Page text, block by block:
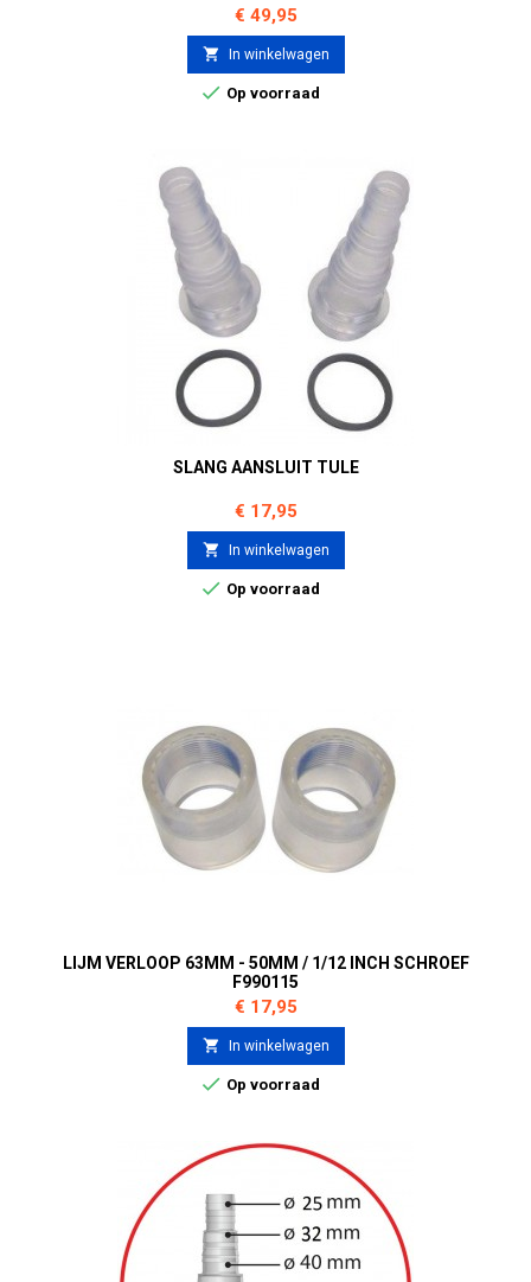
Prijs
€ 49,95
 In winkelwagen
 Op voorraad
SLANG AANSLUIT TULE
Prijs
€ 17,95
 In winkelwagen
 Op voorraad
LIJM VERLOOP 63MM - 50MM / 1/12 INCH SCHROEF
F990115
Prijs
€ 17,95
 In winkelwagen
 Op voorraad